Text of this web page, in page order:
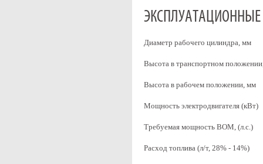
ЭКСПЛУАТАЦИОННЫЕ
Диаметр рабочего цилиндра, мм
Высота в транспортном
Высота в рабочем положении, мм
Мощность электродвигателя (кВт)
Требуемая мощность ВОМ, (л.с.)
Расход топлива (л/т, 28% - 14%)